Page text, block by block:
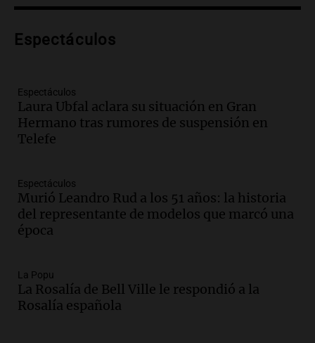
Audio.Solicitan quiebra de Lebron
Panorama Federal
Episodios
Audio.Detienen a pareja en Alderete por
venta de medicamentos controlados
Episodios
Audio.El alzobispo García Cueva llama a
la clase dirigente a abordar problemas
económicos y sociales
Episodios
Audio.La inflación en Buenos Aires
alcanza el 2,9% en julio, generando
Espectáculos
Espectáculos
Laura Ubfal aclara su situación en Gran
Hermano tras rumores de suspensión en
Telefe
Espectáculos
Murió Leandro Rud a los 51 años: la historia
del representante de modelos que marcó una
época
La Popu
La Rosalía de Bell Ville le respondió a la
Rosalía española